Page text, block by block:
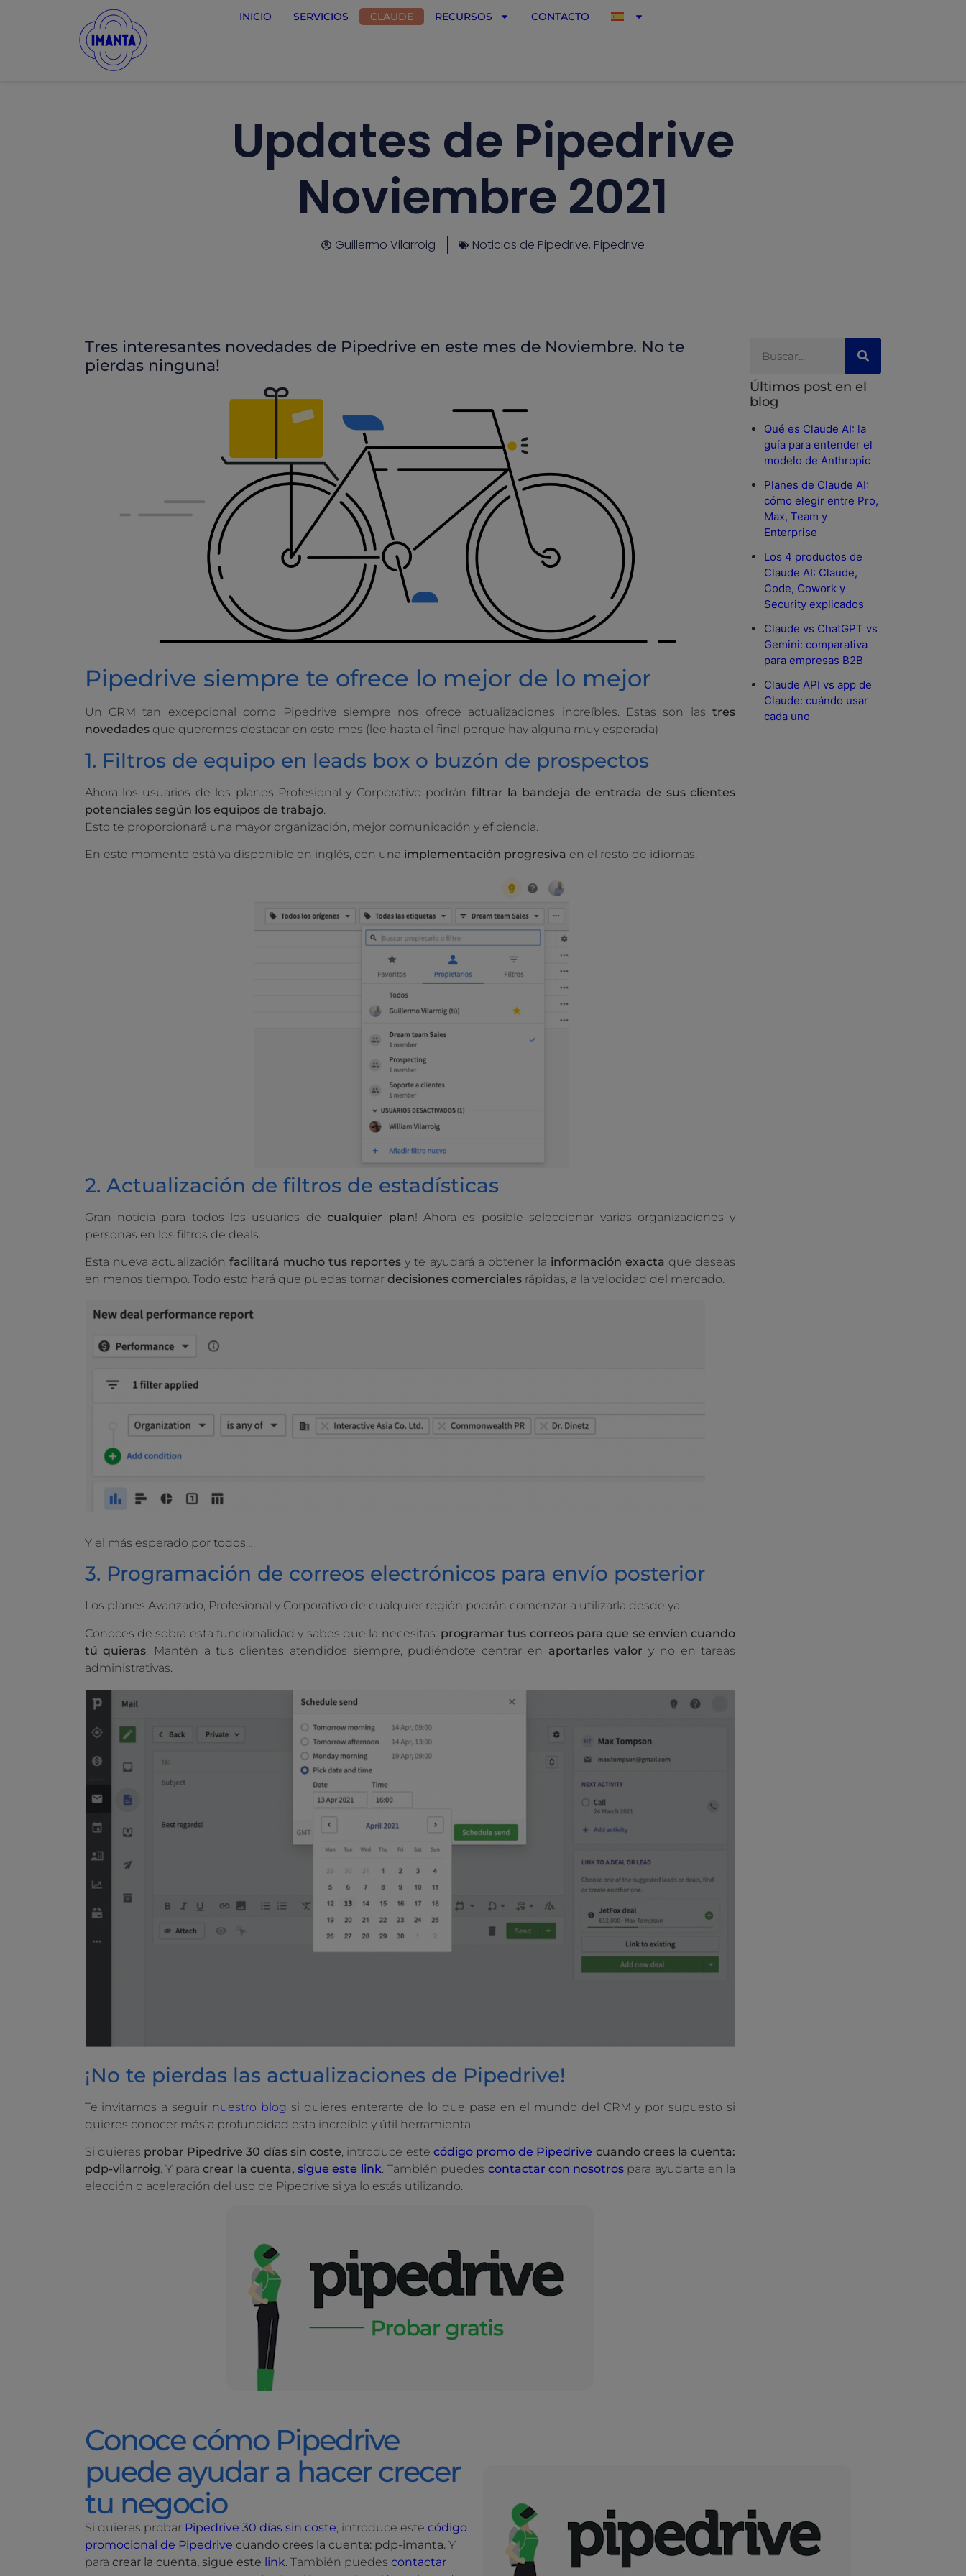
INICIO SERVICIOS CLAUDE RECURSOS CONTACTO
Updates de Pipedrive
Noviembre 2021
Guillermo Vilarroig Noticias de Pipedrive, Pipedrive
Tres interesantes novedades de Pipedrive en este mes de Noviembre. No te
pierdas ninguna!
Pipedrive siempre te ofrece lo mejor de lo mejor
Un CRM tan excepcional como Pipedrive siempre nos ofrece actualizaciones increíbles. Estas son lastres
novedadesque queremos destacar en este mes (lee hasta el final porque hay alguna muy esperada)
1. Filtros de equipo en leads box o buzón de prospectos
Ahora los usuarios de los planes Profesional y Corporativo podrán filtrar la bandeja de entrada de sus clientes
potenciales según los equipos de trabajo.
Esto te proporcionará una mayor organización, mejor comunicación y eficiencia.
En este momento está ya disponible en inglés, con una implementación progresiva en el resto de idiomas.
2. Actualización de filtros de estadísticas
Gran noticia para todos los usuarios decualquier plan! Ahora es posible seleccionar varias organizaciones y
personas en los filtros de deals.
Esta nueva actualización facilitará mucho tus reportes y te ayudará a obtener la información exacta que deseas
en menos tiempo. Todo esto hará que puedas tomar decisiones comercialesrápidas, a la velocidad del mercado.
Y el más esperado por todos….
3. Programación de correos electrónicos para envío posterior
Los planes Avanzado, Profesional y Corporativo de cualquier región podrán comenzar a utilizarla desde ya.
Conoces de sobra esta funcionalidad y sabes que la necesitas: programar tus correos para que se envíen cuando
tú quieras. Mantén a tus clientes atendidos siempre, pudiéndote centrar en aportarles valor y no en tareas
administrativas.
¡No te pierdas las actualizaciones de Pipedrive!
Te invitamos a seguir nuestro blog si quieres enterarte de lo que pasa en el mundo del CRM y por supuesto si
quieres conocer más a profundidad esta increíble y útil herramienta.
Si quieres probar Pipedrive 30 días sin coste, introduce este código promo de Pipedrive cuando crees la cuenta:
pdp-vilarroig. Y para crear la cuenta,sigue este link. También puedes contactar con nosotros para ayudarte en la
elección o aceleración del uso de Pipedrive si ya lo estás utilizando.
Últimos post en el
blog
Qué es Claude AI: la
guía para entender el
modelo de Anthropic
Planes de Claude AI:
cómo elegir entre Pro,
Max, Team y
Enterprise
Los 4 productos de
Claude AI: Claude,
Code, Cowork y
Security explicados
Claude vs ChatGPT vs
Gemini: comparativa
para empresas B2B
Claude API vs app de
Claude: cuándo usar
cada uno
Conoce cómo Pipedrive
puede ayudar a hacer crecer
tu negocio
Si quieres probar Pipedrive 30 días sin coste, introduce este código
promocional de Pipedrive cuando crees la cuenta: pdp-imanta.Y
para crear la cuenta, sigue este link. También puedes contactar